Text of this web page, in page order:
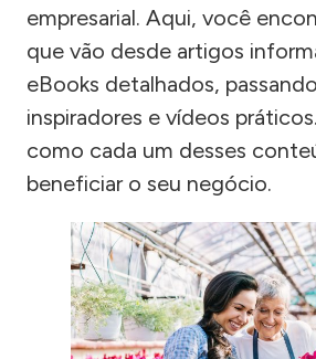
empresarial. Aqui, você
que vão desde artigos
eBooks detalhados,
inspiradores e vídeos
como cada um desses
beneficiar o seu negócio.